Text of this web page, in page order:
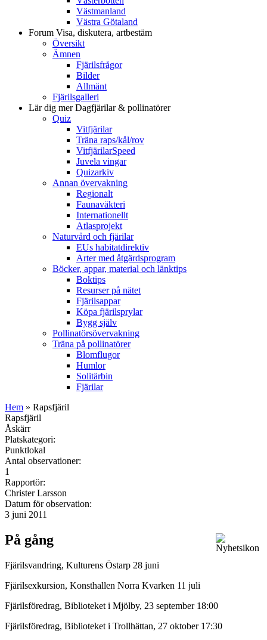
Västmanland
Västra Götaland
Forum Visa, diskutera, artbestäm
Översikt
Ämnen
Fjärilsfrågor
Bilder
Allmänt
Fjärilsgalleri
Lär dig merDagfjärilar & pollinatörer
Quiz
Vitfjärilar
Träna raps/kål/rov
VitfjärilarSpeed
Juvela vingar
Quizarkiv
Annan övervakning
Regionalt
Faunaväkteri
Internationellt
Atlasprojekt
Naturvård och fjärilar
EUs habitatdirektiv
Arter med åtgärdsprogram
Böcker, appar, material och länktips
Boktips
Resurser på nätet
Fjärilsappar
Köpa fjärilsprylar
Bygg själv
Pollinatörsövervakning
Träna på pollinatörer
Blomflugor
Humlor
Solitärbin
Fjärilar
Hem » Rapsfjäril
Rapsfjäril
Åskärr
Platskategori:
Punktlokal
Antal observationer:
1
Rapportör:
Christer Larsson
Datum för observation:
3 juni 2011
På gång
Fjärilsvandring, Kulturens Östarp 28 juni
Fjärilsexkursion, Konsthallen Norra Kvarken 11 juli
Fjärilsföredrag, Biblioteket i Mjölby, 23 september 18:00
Fjärilsföredrag, Biblioteket i Trollhättan, 27 oktober 17:30